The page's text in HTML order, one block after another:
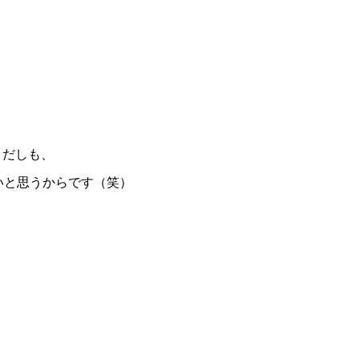
しも、
思うからです（笑）